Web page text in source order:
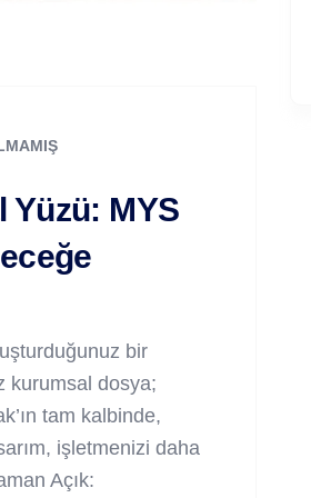
Yüzü: MYS
bir
kurumsal dosya;
tam kalbinde,
işletmenizi daha
Açık: